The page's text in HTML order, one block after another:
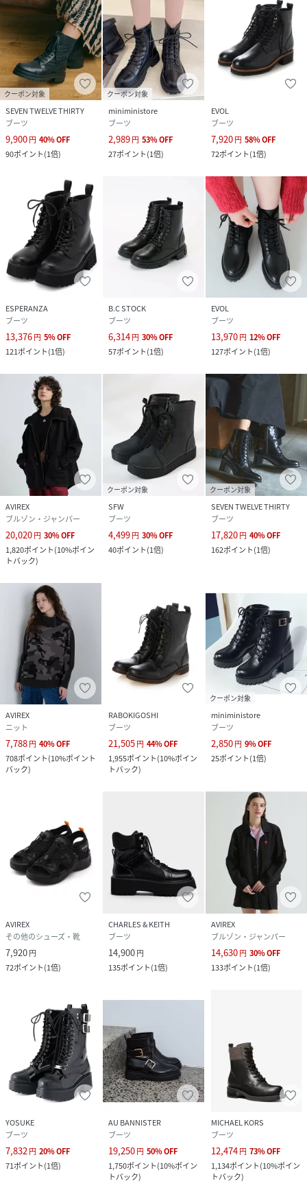
クーポン対象
SEVEN TWELVE THIRTY
ブーツ
9,900円 40%OFF
90ポイント(1倍)
クーポン対象
miniministore
ブーツ
2,989円 53%OFF
27ポイント(1倍)
EVOL
ブーツ
7,920円 58%OFF
72ポイント(1倍)
ESPERANZA
ブーツ
13,376円 5%OFF
121ポイント(1倍)
B.C STOCK
ブーツ
6,314円 30%OFF
57ポイント(1倍)
EVOL
ブーツ
13,970円 12%OFF
127ポイント(1倍)
AVIREX
ブルゾン・ジャンパー
20,020円 30%OFF
1,820ポイント(10%ポイン
トバック)
クーポン対象
SFW
ブーツ
4,499円 30%OFF
40ポイント(1倍)
クーポン対象
SEVEN TWELVE THIRTY
ブーツ
17,820円 40%OFF
162ポイント(1倍)
AVIREX
ニット
7,788円 40%OFF
708ポイント(10%ポイント
バック)
RABOKIGOSHI
ブーツ
21,505円 44%OFF
1,955ポイント(10%ポイン
トバック)
クーポン対象
miniministore
ブーツ
2,850円 9%OFF
25ポイント(1倍)
AVIREX
その他のシューズ・靴
7,920円
72ポイント(1倍)
CHARLES & KEITH
ブーツ
14,900円
135ポイント(1倍)
AVIREX
ブルゾン・ジャンパー
14,630円 30%OFF
133ポイント(1倍)
YOSUKE
ブーツ
7,832 円 20%OFF
71ポイント(1倍)
AU BANNISTER
ブーツ
19,250円 50%OFF
1,750ポイント(10%ポイン
トバック)
MICHAEL KORS
ブーツ
12,474円 73%OFF
1,134ポイント(10%ポイン
トバック)